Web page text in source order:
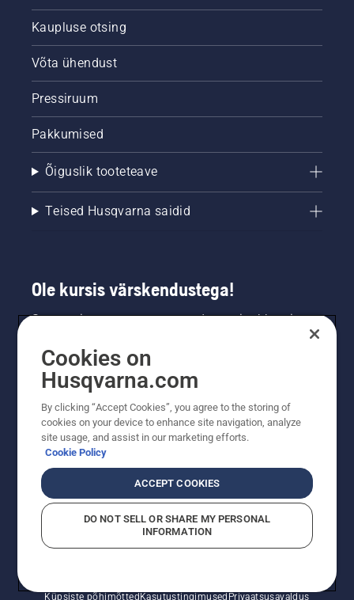
Kaupluse otsing
Võta ühendust
Pressiruum
Pakkumised
Õiguslik tooteteave
Teised Husqvarna saidid
Ole kursis värskendustega!
Saa uusimat teavet uute toodete, eripakkumiste
saamiseks siin.
Küpsiste põhimõttedKasutustingimused Privaatsusavaldus
Cookies on
Husqvarna.com
By clicking “Accept Cookies”, you agree to the storing of
cookies on your device to enhance site navigation, analyze
site usage, and assist in our marketing efforts.
Cookie Policy
ACCEPT COOKIES
DO NOT SELL OR SHARE MY PERSONAL
INFORMATION